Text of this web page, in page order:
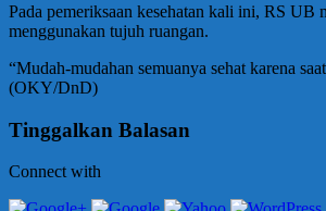
Pada pemeriksaan kesehatan kali ini, RS
menggunakan tujuh ruangan.
“Mudah-mudahan semuanya sehat karena
(OKY/DnD)
Tinggalkan Balasan
Connect with